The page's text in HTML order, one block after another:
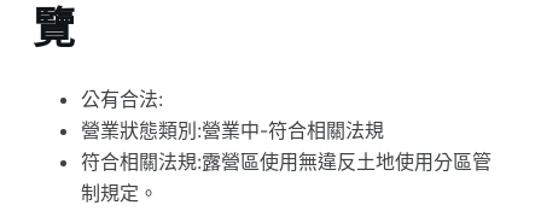
覽
公有合法:
營業狀態類別:營業中-符合相關法規
符合相關法規:露營區使用無違反土地使用分區管
制規定。